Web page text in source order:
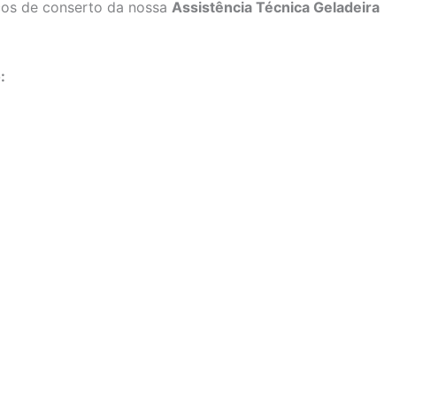
de conserto da nossa Assistência Técnica Geladeira